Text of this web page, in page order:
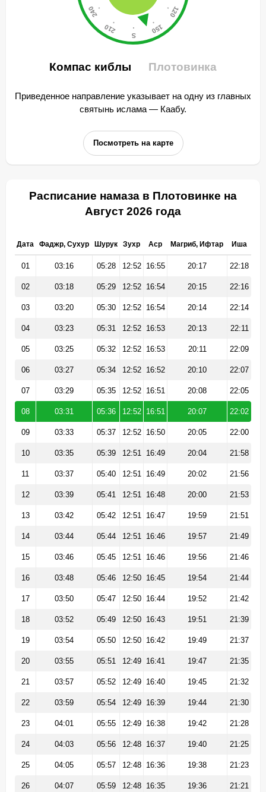
Компас киблы Плотовинка
Приведенное направление указывает на одну из главных
святынь ислама — Каабу.
Посмотреть на карте
Расписание намаза в Плотовинке на
Август 2026 года
Дата Фаджр, Сухур Шурук Зухр Аср Магриб, Ифтар Иша
01 03:16 05:28 12:52 16:55 20:17 22:18
02 03:18 05:29 12:52 16:54 20:15 22:16
03 03:20 05:30 12:52 16:54 20:14 22:14
04 03:23 05:31 12:52 16:53 20:13 22:11
05 03:25 05:32 12:52 16:53 20:11 22:09
06 03:27 05:34 12:52 16:52 20:10 22:07
07 03:29 05:35 12:52 16:51 20:08 22:05
08 03:31 05:36 12:52 16:51 20:07 22:02
09 03:33 05:37 12:52 16:50 20:05 22:00
10 03:35 05:39 12:51 16:49 20:04 21:58
11 03:37 05:40 12:51 16:49 20:02 21:56
12 03:39 05:41 12:51 16:48 20:00 21:53
13 03:42 05:42 12:51 16:47 19:59 21:51
14 03:44 05:44 12:51 16:46 19:57 21:49
15 03:46 05:45 12:51 16:46 19:56 21:46
16 03:48 05:46 12:50 16:45 19:54 21:44
17 03:50 05:47 12:50 16:44 19:52 21:42
18 03:52 05:49 12:50 16:43 19:51 21:39
19 03:54 05:50 12:50 16:42 19:49 21:37
20 03:55 05:51 12:49 16:41 19:47 21:35
21 03:57 05:52 12:49 16:40 19:45 21:32
22 03:59 05:54 12:49 16:39 19:44 21:30
23 04:01 05:55 12:49 16:38 19:42 21:28
24 04:03 05:56 12:48 16:37 19:40 21:25
25 04:05 05:57 12:48 16:36 19:38 21:23
26 04:07 05:59 12:48 16:35 19:36 21:21